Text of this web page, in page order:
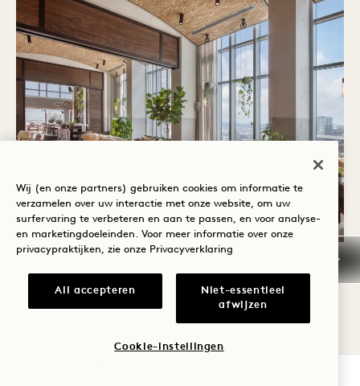
HARRIET'S ROOFTOP
Organiseer je volgende evenement op het
Wij (en onze partners) gebruiken cookies om informatie te
verzamelen over uw interactie met onze website, om uw
surfervaring te verbeteren en aan te passen, en voor analyse-
en marketingdoeleinden. Voor meer informatie over onze
privacypraktijken, zie onze Privacyverklaring
All accepteren
Niet-essentieel
afwijzen
Cookie-instellingen